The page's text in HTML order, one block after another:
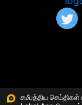
சமீபத்திய